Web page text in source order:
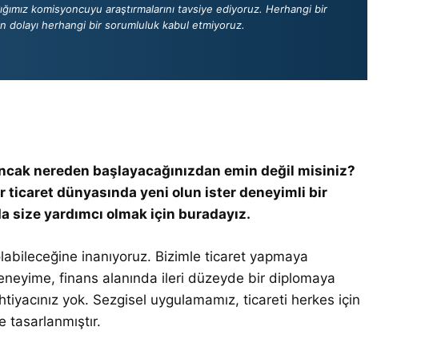
komisyoncuyu araştırmalarını tavsiye ediyoruz. Herhangi bir
dolayı herhangi bir sorumluluk kabul etmiyoruz.
nereden başlayacağınızdan emin değil misiniz?
ticaret dünyasında yeni olun ister deneyimli bir
size yardımcı olmak için buradayız.
inanıyoruz. Bizimle ticaret yapmaya
finans alanında ileri düzeyde bir diplomaya
yok. Sezgisel uygulamamız, ticareti herkes için